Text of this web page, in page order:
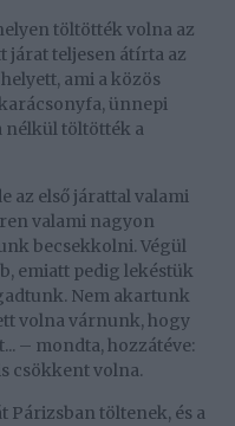
töltötték volna az
járat teljesen átírta az
ami a közös
ünnepi
nélkül töltötték a
az első járattal valami
valami nagyon
becsekkolni. Végül
emiatt pedig lekéstük
Nem akartunk
volna várnunk, hogy
– mondta, hozzátéve:
csökkent volna.
Párizsban töltenek, és a